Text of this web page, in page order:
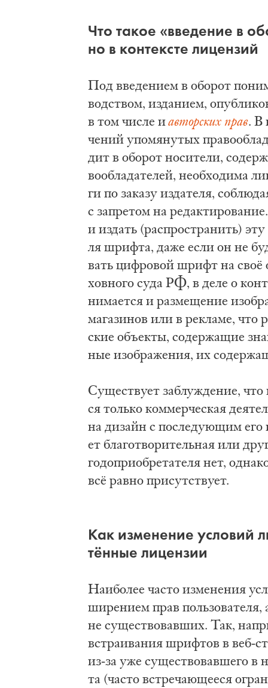
Что та­кое «вве­де­ние в
но в кон­тек­сте ли­цен­зий
Под вве­де­ни­ем в обо­рот
вод­ством, из­да­ни­ем,
в том чис­ле иав­тор­ских прав. В
че­ний упо­мя­ну­тых
дит в обо­рот но­си­те­ли,
во­об­ла­да­те­лей, не­об­хо­ди­ма
ги по за­ка­зу из­да­те­ля,
с за­пре­том на
и из­дать (рас­про­стра­нить)
ля шриф­та, да­же если он не
вать циф­ро­вой шрифт на своё
хов­но­го су­да РФ, в де­ле о
ни­ма­ет­ся и раз­ме­ще­ние
ма­га­зи­нов или в ре­кла­ме, что
ские объ­ек­ты, со­дер­жа­щие
ные изоб­ра­же­ния, их
Су­ще­ству­ет за­блу­жде­ние,
ся толь­ко ком­мер­че­ская
на ди­зайн с по­сле­ду­ю­щим
ет бла­го­тво­ри­тель­ная или
го­до­при­об­ре­та­те­ля нет,
всё рав­но при­сут­ству­ет.
Как из­ме­не­ние усло­вий
тён­ные ли­цен­зии
Наи­бо­лее ча­сто из­ме­не­ния
ши­ре­ни­ем прав
не су­ще­ство­вав­ших. Так,
встра­и­ва­ния шриф­тов в веб-
из-за уже су­ще­ство­вав­ше­го
та (ча­сто встре­ча­ю­ще­е­ся